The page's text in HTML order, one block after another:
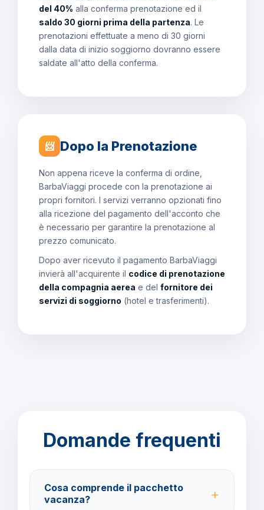
del 40% alla conferma prenotazione ed il
saldo 30 giorni prima della partenza. Le
prenotazioni effettuate a meno di 30 giorni
dalla data di inizio soggiorno dovranno essere
saldate all'atto della conferma.
📨 Dopo la Prenotazione
Non appena riceve la conferma di ordine,
BarbaViaggi procede con la prenotazione ai
propri fornitori. I servizi verranno opzionati fino
alla ricezione del pagamento dell'acconto che
è necessario per garantire la prenotazione al
prezzo comunicato.
Dopo aver ricevuto il pagamento BarbaViaggi
invierà all'acquirente il codice di prenotazione
della compagnia aerea e del fornitore dei
servizi di soggiorno (hotel e trasferimenti).
Domande frequenti
Cosa comprende il pacchetto
vacanza?